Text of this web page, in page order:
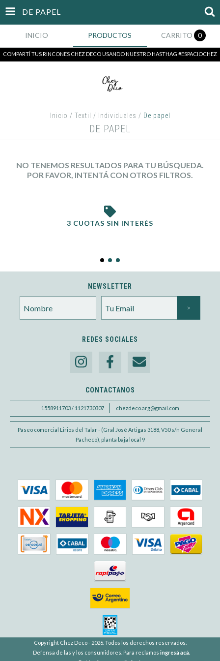
DE PAPEL
INICIO PRODUCTOS CARRITO 0
COMPARTÍ TUS RINCONES CHEZ DECO USANDO NUESTRO HASTHAG #ESPACIOCHEZ
Inicio / Textil / Individuales / De papel
DE PAPEL
NO TENEMOS RESULTADOS PARA TU BÚSQUEDA.
POR FAVOR, INTENTÁ CON OTROS FILTROS.
3 CUOTAS SIN INTERÉS
NEWSLETTER
REDES SOCIALES
CONTACTANOS
1558911703 / 1121730307 chezdeco.arg@gmail.com
Paseo comercial Lirios del Talar - (Gral José Artigas 3188, V50 s/n General
Pacheco), planta baja local 9
Copyright Chez Deco - 2026. Todos los derechos reservados.
Defensa de las y los consumidores. Para reclamos ingresá acá.